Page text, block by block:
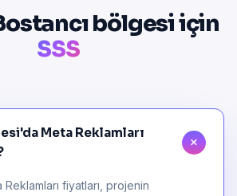
bölgesi için
SSS
Meta Reklamları
fiyatları, projenin